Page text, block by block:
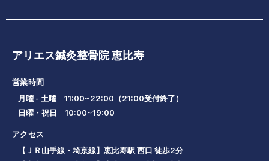
アリエス鍼灸整骨院 恵比寿
営業時間
月曜 - 土曜 11:00~22:00（21:00受付終了）
日曜・祝日 10:00~19:00
アクセス
【ＪＲ山手線・埼京線】恵比寿駅 西口 徒歩2分